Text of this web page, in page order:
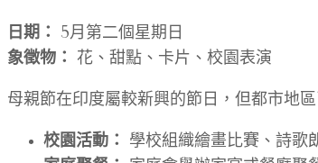
日期：
5月第二個星期日
象徵物：
花、甜點、卡片、校園表演
母親節在印度屬較新興的節日，但都市地區
校園活動：
學校組織繪畫比賽、詩歌